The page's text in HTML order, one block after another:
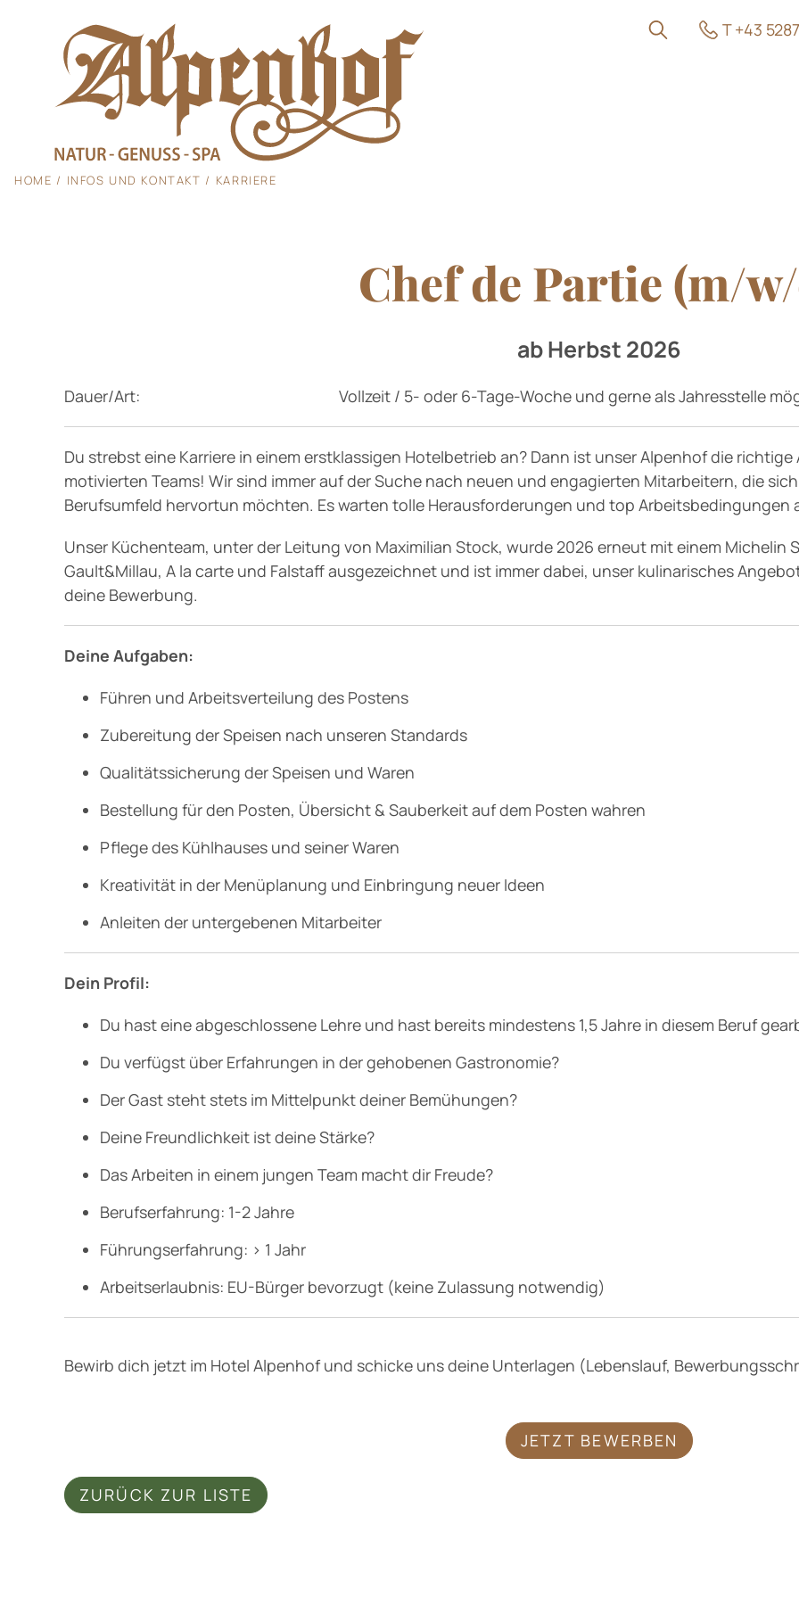
T +43
Wohnen und Angebote
Genuss
SPA und Fitness
Familie
Natur und Aktivitäten
Infos und Kontakt
HOME INFOS UND KONTAKT KARRIERE
Chef de Partie (m/
ab Herbst 2026
Dauer/Art: Vollzeit / 5- oder 6-Tage-Woche und gerne als Jahresstelle
Du strebst eine Karriere in einem erstklassigen Hotelbetrieb an? Dann ist unser Alpenhof die
motivierten Teams! Wir sind immer auf der Suche nach neuen und engagierten Mitarbeitern, die
Berufsumfeld hervortun möchten. Es warten tolle Herausforderungen und top Arbeitsbedingungen
Unser Küchenteam, unter der Leitung von Maximilian Stock, wurde 2026 erneut mit einem Michelin
Gault&Millau, A la carte und Falstaff ausgezeichnet und ist immer dabei, unser kulinarisches
deine Bewerbung.
Deine Aufgaben:
Führen und Arbeitsverteilung des Postens
Zubereitung der Speisen nach unseren Standards
Qualitätssicherung der Speisen und Waren
Bestellung für den Posten, Übersicht & Sauberkeit auf dem Posten wahren
Pflege des Kühlhauses und seiner Waren
Kreativität in der Menüplanung und Einbringung neuer Ideen
Anleiten der untergebenen Mitarbeiter
Dein Profil:
Du hast eine abgeschlossene Lehre und hast bereits mindestens 1,5 Jahre in diesem Beruf
Du verfügst über Erfahrungen in der gehobenen Gastronomie?
Der Gast steht stets im Mittelpunkt deiner Bemühungen?
Deine Freundlichkeit ist deine Stärke?
Das Arbeiten in einem jungen Team macht dir Freude?
Berufserfahrung: 1-2 Jahre
Führungserfahrung: > 1 Jahr
Arbeitserlaubnis: EU-Bürger bevorzugt (keine Zulassung notwendig)
Bewirb dich jetzt im Hotel Alpenhof und schicke uns deine Unterlagen (Lebenslauf,
JETZT BEWERBEN
ZURÜCK ZUR LISTE